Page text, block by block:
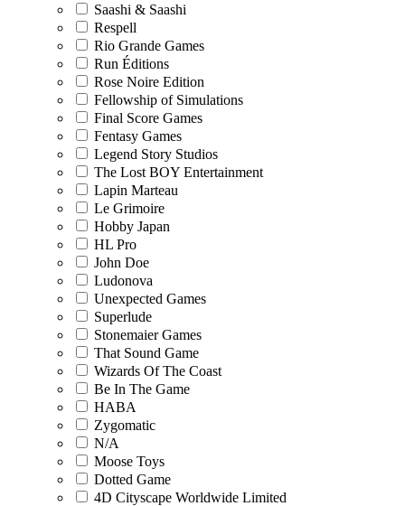
Saashi & Saashi
Respell
Rio Grande Games
Run Éditions
Rose Noire Edition
Fellowship of Simulations
Final Score Games
Fentasy Games
Legend Story Studios
The Lost BOY Entertainment
Lapin Marteau
Le Grimoire
Hobby Japan
HL Pro
John Doe
Ludonova
Unexpected Games
Superlude
Stonemaier Games
That Sound Game
Wizards Of The Coast
Be In The Game
HABA
Zygomatic
N/A
Moose Toys
Dotted Game
4D Cityscape Worldwide Limited